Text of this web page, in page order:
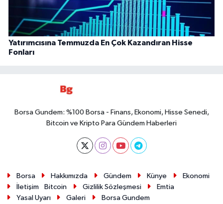
Yatırımcısına Temmuzda En Çok Kazandıran Hisse
Fonları
Borsa Gundem: %100 Borsa - Finans, Ekonomi, Hisse Senedi,
Bitcoin ve Kripto Para Gündem Haberleri
Borsa Hakkımızda Gündem Künye
Ekonomi
İletişim
Bitcoin Gizlilik Sözleşmesi
Emtia
Yasal Uyarı
Galeri Borsa Gundem